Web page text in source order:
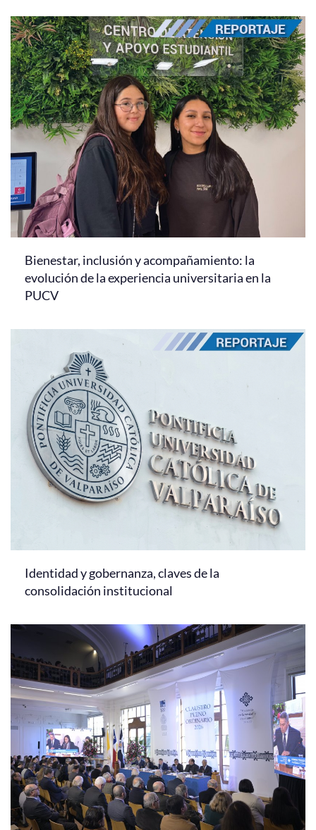
Bienestar, inclusión y acompañamiento: la
evolución de la experiencia universitaria en la
PUCV
Identidad y gobernanza, claves de la
consolidación institucional